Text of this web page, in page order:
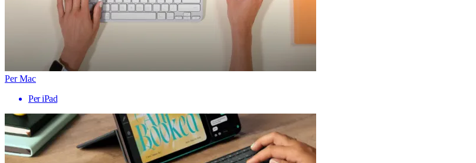
Per Mac
Per iPad